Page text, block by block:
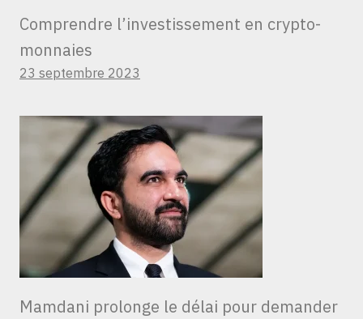
Comprendre l’investissement en crypto-
monnaies
23 septembre 2023
Mamdani prolonge le délai pour demander